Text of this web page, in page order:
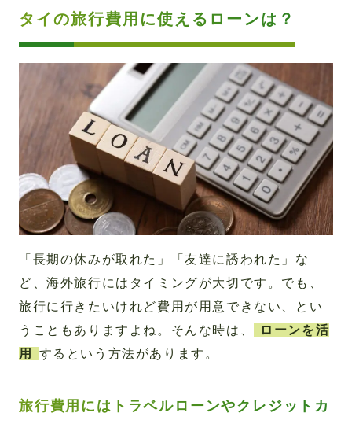
タイの旅行費用に使えるローンは？
「長期の休みが取れた」「友達に誘われた」な
ど、海外旅行にはタイミングが大切です。でも、
旅行に行きたいけれど費用が用意できない、とい
うこともありますよね。そんな時は、
ローンを活
用
するという方法があります。
旅行費用にはトラベルローンやクレジットカ